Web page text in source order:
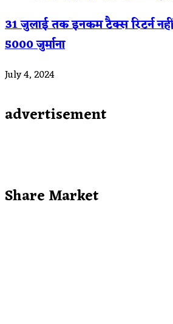
31 जुलाई तक इनकम टैक्स रिटर्न
5000 जुर्माना
July 4, 2024
advertisement
Share Market